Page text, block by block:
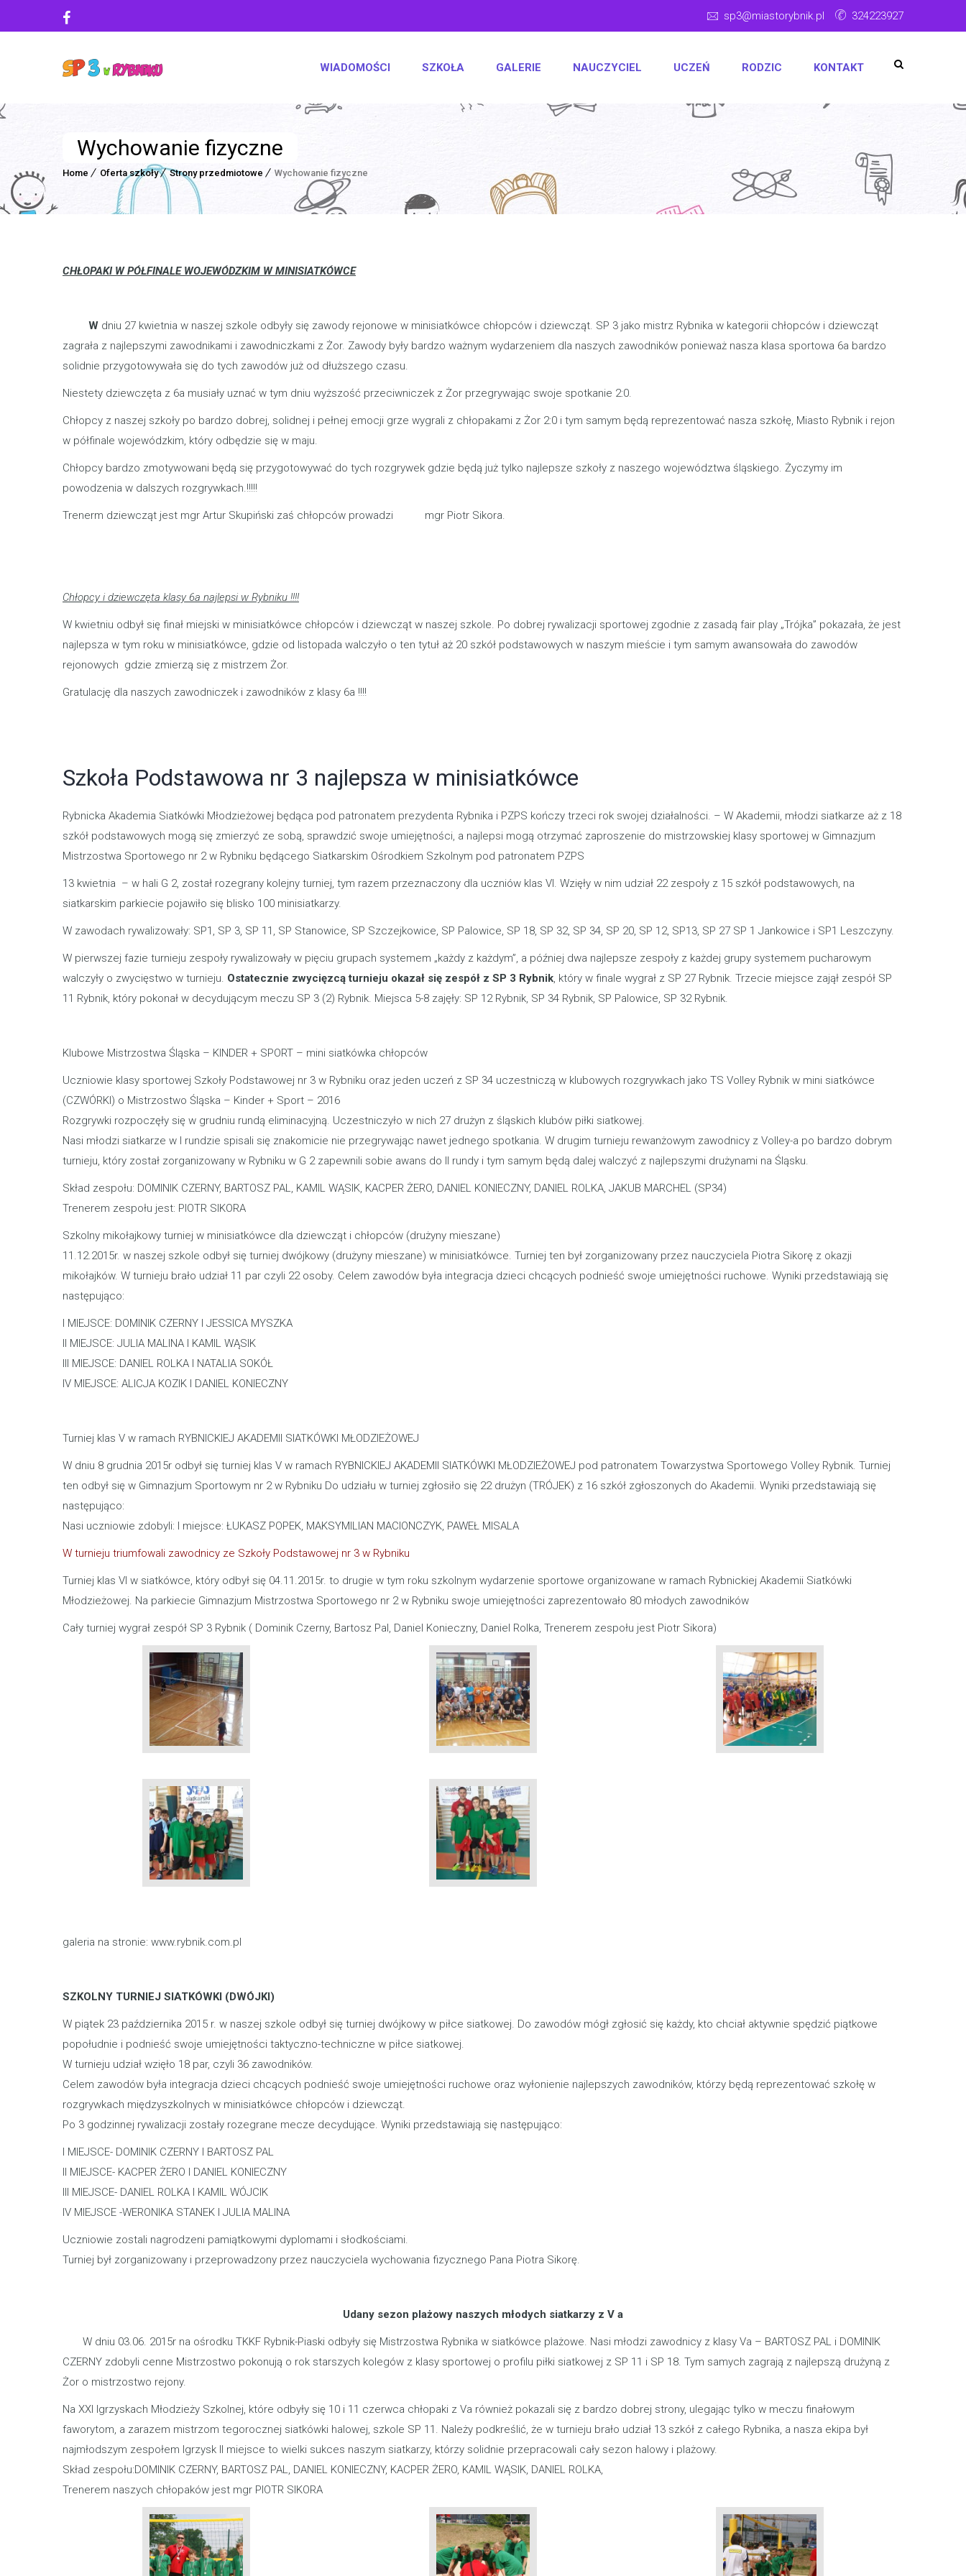
sp3@miastorybnik.pl 324223927
WIADOMOŚCI SZKOŁA GALERIE NAUCZYCIEL UCZEŃ RODZIC KONTAKT
Wychowanie fizyczne
Home Oferta szkoły Strony przedmiotowe Wychowanie fizyczne
CHŁOPAKI W PÓŁFINALE WOJEWÓDZKIM W MINISIATKÓWCE
W dniu 27 kwietnia w naszej szkole odbyły się zawody rejonowe w minisiatkówce chłopców i dziewcząt. SP 3 jako mistrz Rybnika w kategorii chłopców i dziewcząt
zagrała z najlepszymi zawodnikami i zawodniczkami z Żor. Zawody były bardzo ważnym wydarzeniem dla naszych zawodników ponieważ nasza klasa sportowa 6a bardzo
solidnie przygotowywała się do tych zawodów już od dłuższego czasu.
Niestety dziewczęta z 6a musiały uznać w tym dniu wyższość przeciwniczek z Żor przegrywając swoje spotkanie 2:0.
Chłopcy z naszej szkoły po bardzo dobrej, solidnej i pełnej emocji grze wygrali z chłopakami z Żor 2:0 i tym samym będą reprezentować nasza szkołę, Miasto Rybnik i rejon
w półfinale wojewódzkim, który odbędzie się w maju.
Chłopcy bardzo zmotywowani będą się przygotowywać do tych rozgrywek gdzie będą już tylko najlepsze szkoły z naszego województwa śląskiego. Życzymy im
powodzenia w dalszych rozgrywkach.!!!!!
Trenerm dziewcząt jest mgr Artur Skupiński zaś chłopców prowadzi mgr Piotr Sikora.
Chłopcy i dziewczęta klasy 6a najlepsi w Rybniku !!!!
W kwietniu odbył się finał miejski w minisiatkówce chłopców i dziewcząt w naszej szkole. Po dobrej rywalizacji sportowej zgodnie z zasadą fair play „Trójka” pokazała, że jest
najlepsza w tym roku w minisiatkówce, gdzie od listopada walczyło o ten tytuł aż 20 szkół podstawowych w naszym mieście i tym samym awansowała do zawodów
rejonowych gdzie zmierzą się z mistrzem Żor.
Gratulację dla naszych zawodniczek i zawodników z klasy 6a !!!!
Szkoła Podstawowa nr 3 najlepsza w minisiatkówce
Rybnicka Akademia Siatkówki Młodzieżowej będąca pod patronatem prezydenta Rybnika i PZPS kończy trzeci rok swojej działalności. – W Akademii, młodzi siatkarze aż z 18
szkół podstawowych mogą się zmierzyć ze sobą, sprawdzić swoje umiejętności, a najlepsi mogą otrzymać zaproszenie do mistrzowskiej klasy sportowej w Gimnazjum
Mistrzostwa Sportowego nr 2 w Rybniku będącego Siatkarskim Ośrodkiem Szkolnym pod patronatem PZPS
13 kwietnia – w hali G 2, został rozegrany kolejny turniej, tym razem przeznaczony dla uczniów klas VI. Wzięły w nim udział 22 zespoły z 15 szkół podstawowych, na
siatkarskim parkiecie pojawiło się blisko 100 minisiatkarzy.
W zawodach rywalizowały: SP1, SP 3, SP 11, SP Stanowice, SP Szczejkowice, SP Palowice, SP 18, SP 32, SP 34, SP 20, SP 12, SP13, SP 27 SP 1 Jankowice i SP1 Leszczyny.
W pierwszej fazie turnieju zespoły rywalizowały w pięciu grupach systemem „każdy z każdym”, a później dwa najlepsze zespoły z każdej grupy systemem pucharowym
walczyły o zwycięstwo w turnieju. Ostatecznie zwycięzcą turnieju okazał się zespół z SP 3 Rybnik, który w finale wygrał z SP 27 Rybnik. Trzecie miejsce zajął zespół SP
11 Rybnik, który pokonał w decydującym meczu SP 3 (2) Rybnik. Miejsca 5-8 zajęły: SP 12 Rybnik, SP 34 Rybnik, SP Palowice, SP 32 Rybnik.
Klubowe Mistrzostwa Śląska – KINDER + SPORT – mini siatkówka chłopców
Uczniowie klasy sportowej Szkoły Podstawowej nr 3 w Rybniku oraz jeden uczeń z SP 34 uczestniczą w klubowych rozgrywkach jako TS Volley Rybnik w mini siatkówce
(CZWÓRKI) o Mistrzostwo Śląska – Kinder + Sport – 2016
Rozgrywki rozpoczęły się w grudniu rundą eliminacyjną. Uczestniczyło w nich 27 drużyn z śląskich klubów piłki siatkowej.
Nasi młodzi siatkarze w I rundzie spisali się znakomicie nie przegrywając nawet jednego spotkania. W drugim turnieju rewanżowym zawodnicy z Volley-a po bardzo dobrym
turnieju, który został zorganizowany w Rybniku w G 2 zapewnili sobie awans do II rundy i tym samym będą dalej walczyć z najlepszymi drużynami na Śląsku.
Skład zespołu: DOMINIK CZERNY, BARTOSZ PAL, KAMIL WĄSIK, KACPER ŻERO, DANIEL KONIECZNY, DANIEL ROLKA, JAKUB MARCHEL (SP34)
Trenerem zespołu jest: PIOTR SIKORA
Szkolny mikołajkowy turniej w minisiatkówce dla dziewcząt i chłopców (drużyny mieszane)
11.12.2015r. w naszej szkole odbył się turniej dwójkowy (drużyny mieszane) w minisiatkówce. Turniej ten był zorganizowany przez nauczyciela Piotra Sikorę z okazji
mikołajków. W turnieju brało udział 11 par czyli 22 osoby. Celem zawodów była integracja dzieci chcących podnieść swoje umiejętności ruchowe. Wyniki przedstawiają się
następująco:
I MIEJSCE: DOMINIK CZERNY I JESSICA MYSZKA
II MIEJSCE: JULIA MALINA I KAMIL WĄSIK
III MIEJSCE: DANIEL ROLKA I NATALIA SOKÓŁ
IV MIEJSCE: ALICJA KOZIK I DANIEL KONIECZNY
Turniej klas V w ramach RYBNICKIEJ AKADEMII SIATKÓWKI MŁODZIEŻOWEJ
W dniu 8 grudnia 2015r odbył się turniej klas V w ramach RYBNICKIEJ AKADEMII SIATKÓWKI MŁODZIEŻOWEJ pod patronatem Towarzystwa Sportowego Volley Rybnik. Turniej
ten odbył się w Gimnazjum Sportowym nr 2 w Rybniku Do udziału w turniej zgłosiło się 22 drużyn (TRÓJEK) z 16 szkół zgłoszonych do Akademii. Wyniki przedstawiają się
następująco:
Nasi uczniowie zdobyli: I miejsce: ŁUKASZ POPEK, MAKSYMILIAN MACIONCZYK, PAWEŁ MISALA
W turnieju triumfowali zawodnicy ze Szkoły Podstawowej nr 3 w Rybniku
Turniej klas VI w siatkówce, który odbył się 04.11.2015r. to drugie w tym roku szkolnym wydarzenie sportowe organizowane w ramach Rybnickiej Akademii Siatkówki
Młodzieżowej. Na parkiecie Gimnazjum Mistrzostwa Sportowego nr 2 w Rybniku swoje umiejętności zaprezentowało 80 młodych zawodników
Cały turniej wygrał zespół SP 3 Rybnik ( Dominik Czerny, Bartosz Pal, Daniel Konieczny, Daniel Rolka, Trenerem zespołu jest Piotr Sikora)
galeria na stronie: www.rybnik.com.pl
SZKOLNY TURNIEJ SIATKÓWKI (DWÓJKI)
W piątek 23 października 2015 r. w naszej szkole odbył się turniej dwójkowy w piłce siatkowej. Do zawodów mógł zgłosić się każdy, kto chciał aktywnie spędzić piątkowe
popołudnie i podnieść swoje umiejętności taktyczno-techniczne w piłce siatkowej.
W turnieju udział wzięło 18 par, czyli 36 zawodników.
Celem zawodów była integracja dzieci chcących podnieść swoje umiejętności ruchowe oraz wyłonienie najlepszych zawodników, którzy będą reprezentować szkołę w
rozgrywkach międzyszkolnych w minisiatkówce chłopców i dziewcząt.
Po 3 godzinnej rywalizacji zostały rozegrane mecze decydujące. Wyniki przedstawiają się następująco:
I MIEJSCE- DOMINIK CZERNY I BARTOSZ PAL
II MIEJSCE- KACPER ŻERO I DANIEL KONIECZNY
III MIEJSCE- DANIEL ROLKA I KAMIL WÓJCIK
IV MIEJSCE -WERONIKA STANEK I JULIA MALINA
Uczniowie zostali nagrodzeni pamiątkowymi dyplomami i słodkościami.
Turniej był zorganizowany i przeprowadzony przez nauczyciela wychowania fizycznego Pana Piotra Sikorę.
Udany sezon plażowy naszych młodych siatkarzy z V a
W dniu 03.06. 2015r na ośrodku TKKF Rybnik-Piaski odbyły się Mistrzostwa Rybnika w siatkówce plażowe. Nasi młodzi zawodnicy z klasy Va – BARTOSZ PAL i DOMINIK
CZERNY zdobyli cenne Mistrzostwo pokonują o rok starszych kolegów z klasy sportowej o profilu piłki siatkowej z SP 11 i SP 18. Tym samych zagrają z najlepszą drużyną z
Żor o mistrzostwo rejony.
Na XXI Igrzyskach Młodzieży Szkolnej, które odbyły się 10 i 11 czerwca chłopaki z Va również pokazali się z bardzo dobrej strony, ulegając tylko w meczu finałowym
faworytom, a zarazem mistrzom tegorocznej siatkówki halowej, szkole SP 11. Należy podkreślić, że w turnieju brało udział 13 szkół z całego Rybnika, a nasza ekipa był
najmłodszym zespołem Igrzysk II miejsce to wielki sukces naszym siatkarzy, którzy solidnie przepracowali cały sezon halowy i plażowy.
Skład zespołu:DOMINIK CZERNY, BARTOSZ PAL, DANIEL KONIECZNY, KACPER ŻERO, KAMIL WĄSIK, DANIEL ROLKA,
Trenerem naszych chłopaków jest mgr PIOTR SIKORA